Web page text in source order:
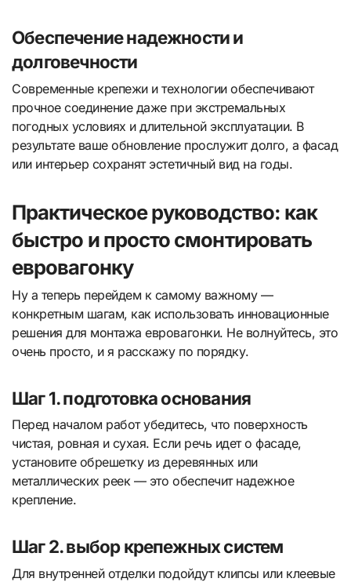
Обеспечение надежности и
долговечности
Современные крепежи и технологии обеспечивают
прочное соединение даже при экстремальных
погодных условиях и длительной эксплуатации. В
результате ваше обновление прослужит долго, а фасад
или интерьер сохранят эстетичный вид на годы.
Практическое руководство: как
быстро и просто смонтировать
евровагонку
Ну а теперь перейдем к самому важному —
конкретным шагам, как использовать инновационные
решения для монтажа евровагонки. Не волнуйтесь, это
очень просто, и я расскажу по порядку.
Шаг 1. подготовка основания
Перед началом работ убедитесь, что поверхность
чистая, ровная и сухая. Если речь идет о фасаде,
установите обрешетку из деревянных или
металлических реек — это обеспечит надежное
крепление.
Шаг 2. выбор крепежных систем
Для внутренней отделки подойдут клипсы или клеевые